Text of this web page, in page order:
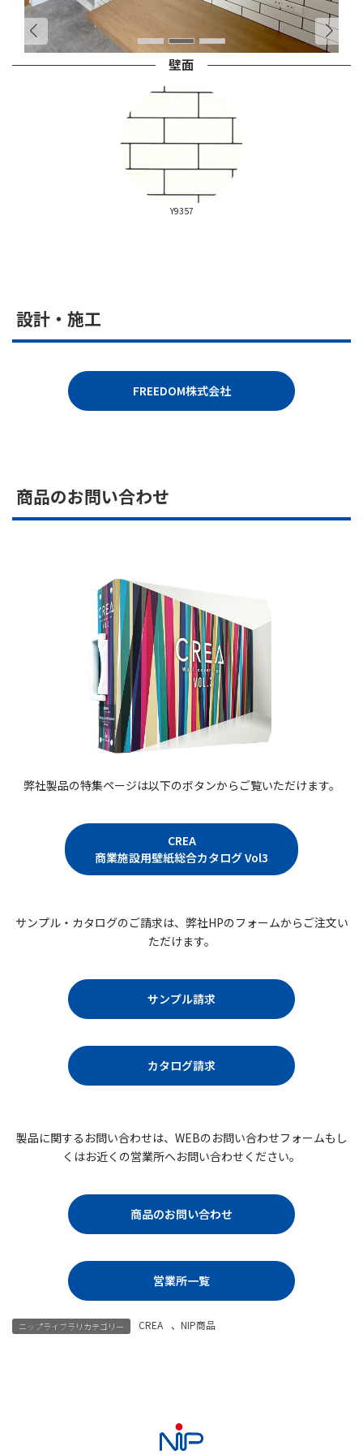
壁面
Y9357
設計・施工
FREEDOM株式会社
商品のお問い合わせ
弊社製品の特集ページは以下のボタンからご覧いただけます。
CREA
商業施設用壁紙総合カタログ Vol3
サンプル・カタログのご請求は、弊社HPのフォームからご注文い
ただけます。
サンプル請求
カタログ請求
製品に関するお問い合わせは、WEBのお問い合わせフォームもし
くはお近くの営業所へお問い合わせください。
商品のお問い合わせ
営業所一覧
ニップライブラリカテゴリー CREA 、 NIP商品